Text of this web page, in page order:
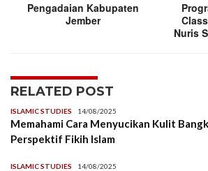
Pengadaian Kabupaten
Jember
Nuris
RELATED POST
ISLAMIC STUDIES 14/08/2025
Memahami Cara Menyucikan Kulit
Perspektif Fikih Islam
ISLAMIC STUDIES 14/08/2025